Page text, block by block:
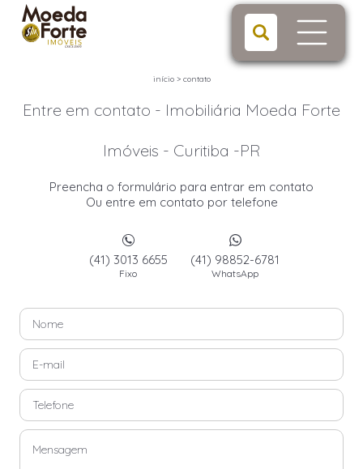
início> contato
Entre em contato - Imobiliária Moeda Forte
Imóveis - Curitiba -PR
Preencha o formulário para entrar em contato
Ou entre em contato por telefone
(41) 3013 6655
Fixo
(41) 98852-6781
WhatsApp